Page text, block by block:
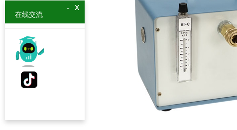
x
-
在线交流